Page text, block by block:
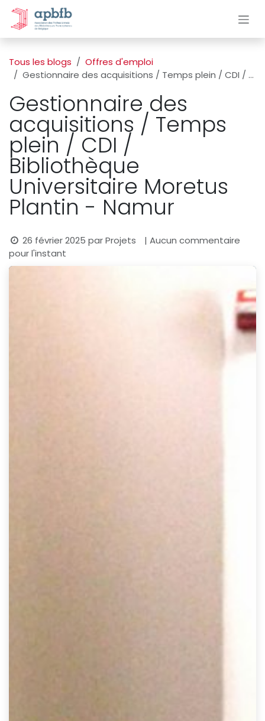
Se rendre au contenu
Tous les blogs
Offres d'emploi
Gestionnaire des acquisitions / Temps plein / CDI / Bibliothèque Universitaire Moretus Plantin - Namur
Gestionnaire des
acquisitions / Temps
plein / CDI /
Bibliothèque
Universitaire Moretus
Plantin - Namur
26 février 2025 parProjets
| Aucun commentaire
pour l'instant